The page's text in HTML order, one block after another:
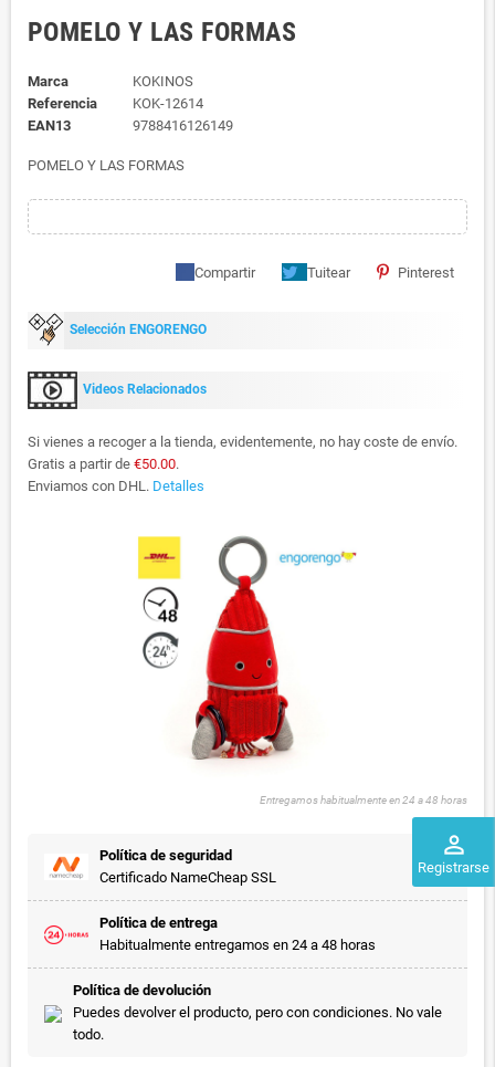
perm_identity
Registrarse
POMELO Y LAS FORMAS
Marca
KOKINOS
Referencia
KOK-12614
EAN13
9788416126149
POMELO Y LAS FORMAS
Compartir Tuitear Pinterest
Selección ENGORENGO
Videos Relacionados
Si vienes a recoger a la tienda, evidentemente, no hay coste de envío.
Gratis a partir de €50.00.
Enviamos con DHL. Detalles
Entregamos habitualmente en 24 a 48 horas
Política de seguridad
Certificado NameCheap SSL
Política de entrega
Habitualmente entregamos en 24 a 48 horas
Política de devolución
Puedes devolver el producto, pero con condiciones. No vale
todo.